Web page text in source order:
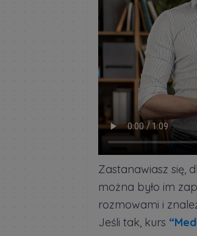
Zastanawiasz się,
można było im
rozmowami i
Jeśli tak, kurs